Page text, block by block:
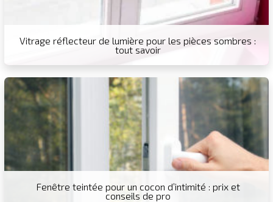
Vitrage réflecteur de lumière pour les pièces sombres :
tout savoir
Fenêtre teintée pour un cocon d’intimité : prix et
conseils de pro